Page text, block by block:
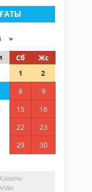
»
Сб
Жс
1
2
8
9
15
16
22
23
29
30